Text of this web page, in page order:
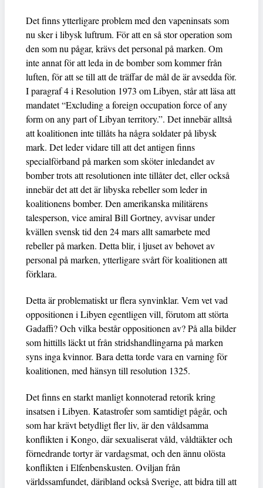
Det finns ytterligare problem med den vapeninsats som
nu sker i libysk luftrum. För att en så stor operation som
den som nu pågar, krävs det personal på marken. Om
inte annat för att leda in de bomber som kommer från
luften, för att se till att de träffar de mål de är avsedda för.
I paragraf 4 i Resolution 1973 om Libyen, står att läsa att
mandatet “Excluding a foreign occupation force of any
form on any part of Libyan territory.”. Det innebär alltså
att koalitionen inte tillåts ha några soldater på libysk
mark. Det leder vidare till att det antigen finns
specialförband på marken som sköter inledandet av
bomber trots att resolutionen inte tillåter det, eller också
innebär det att det är libyska rebeller som leder in
koalitionens bomber. Den amerikanska militärens
talesperson, vice amiral Bill Gortney, avvisar under
kvällen svensk tid den 24 mars allt samarbete med
rebeller på marken. Detta blir, i ljuset av behovet av
personal på marken, ytterligare svårt för koalitionen att
förklara.
Detta är problematiskt ur flera synvinklar. Vem vet vad
oppositionen i Libyen egentligen vill, förutom att störta
Gadaffi? Och vilka består oppositionen av? På alla bilder
som hittills läckt ut från stridshandlingarna på marken
syns inga kvinnor. Bara detta torde vara en varning för
koalitionen, med hänsyn till resolution 1325.
Det finns en starkt manligt konnoterad retorik kring
insatsen i Libyen. Katastrofer som samtidigt pågår, och
som har krävt betydligt fler liv, är den våldsamma
konflikten i Kongo, där sexualiserat våld, våldtäkter och
förnedrande tortyr är vardagsmat, och den ännu olösta
konflikten i Elfenbenskusten. Oviljan från
världssamfundet, däribland också Sverige, att bidra till att